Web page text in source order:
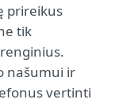
prireikus
tik
našumui ir
vertinti